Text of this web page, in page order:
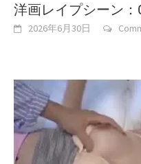
洋画レイプシーン：
2026年6月30日